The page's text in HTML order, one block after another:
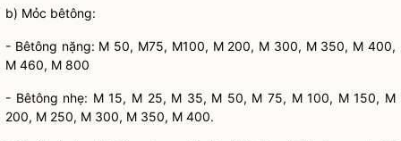
b) Mỏc bêtông:
- Bêtông nặng: M 50, M75, M100, M 200, M 300, M 350, M 400,
M 460, M 800
- Bêtông nhẹ: M 15, M 25, M 35, M 50, M 75, M 100, M 150, M
200, M 250, M 300, M 350, M 400.